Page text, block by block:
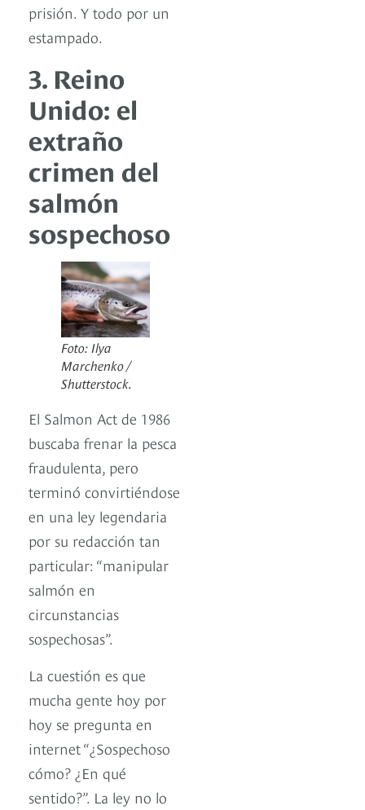
prisión. Y todo por un
estampado.
3. Reino
Unido: el
extraño
crimen del
salmón
sospechoso
Foto: Ilya
Marchenko /
Shutterstock.
El Salmon Act de 1986
buscaba frenar la pesca
fraudulenta, pero
terminó convirtiéndose
en una ley legendaria
por su redacción tan
particular: “manipular
salmón en
circunstancias
sospechosas”.
La cuestión es que
mucha gente hoy por
hoy se pregunta en
internet “¿Sospechoso
cómo? ¿En qué
sentido?”. La ley no lo